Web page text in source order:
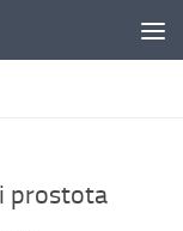
prostota